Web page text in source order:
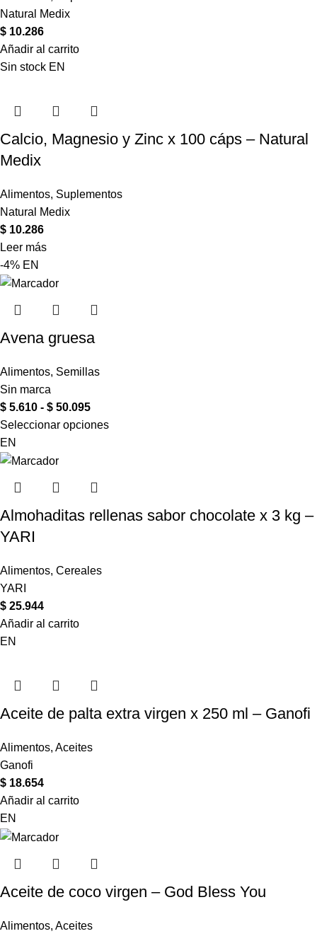
Natural Medix
$ 10.286
Añadir al carrito
Sin stock EN
Calcio, Magnesio y Zinc x 100 cáps – Natural
Medix
Alimentos, Suplementos
Natural Medix
$ 10.286
Leer más
-4% EN
Avena gruesa
Alimentos, Semillas
Sin marca
$ 5.610 - $ 50.095
Seleccionar opciones
EN
Almohaditas rellenas sabor chocolate x 3 kg –
YARI
Alimentos, Cereales
YARI
$ 25.944
Añadir al carrito
EN
Aceite de palta extra virgen x 250 ml – Ganofi
Alimentos, Aceites
Ganofi
$ 18.654
Añadir al carrito
EN
Aceite de coco virgen – God Bless You
Alimentos, Aceites